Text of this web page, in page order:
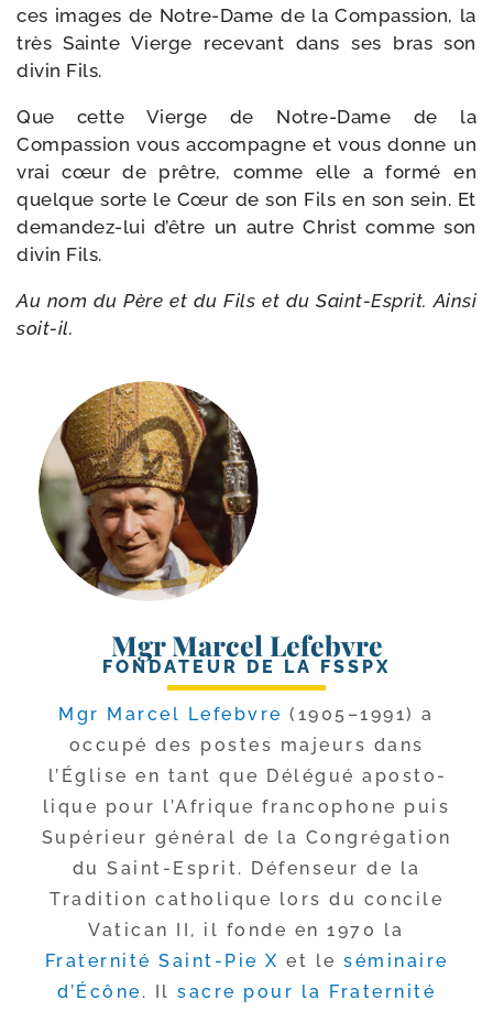
ces images de Notre-​Dame de la Compassion, la
très Sainte Vierge rece­vant dans ses bras son
divin Fils.
Que cette Vierge de Notre-​Dame de la
Compassion vous accom­pagne et vous donne un
vrai cœur de prêtre, comme elle a for­mé en
quelque sorte le Cœur de son Fils en son sein. Et
demandez-​lui d’être un autre Christ comme son
divin Fils.
Au nom du Père et du Fils et du Saint-​Esprit. Ainsi
soit-il.
Mgr Marcel Lefebvre
FONDATEUR DE LA FSSPX
Mgr Marcel Lefebvre (1905–1991) a
occu­pé des postes majeurs dans
l’Église en tant que Délégué apos­to­
lique pour l’Afrique fran­co­phone puis
Supérieur géné­ral de la Congrégation
du Saint-​Esprit. Défenseur de la
Tradition catho­lique lors du concile
Vatican II, il fonde en 1970 la
Fraternité Saint-​Pie X et le sémi­naire
d’Écône . Il sacre pour la Fraternité